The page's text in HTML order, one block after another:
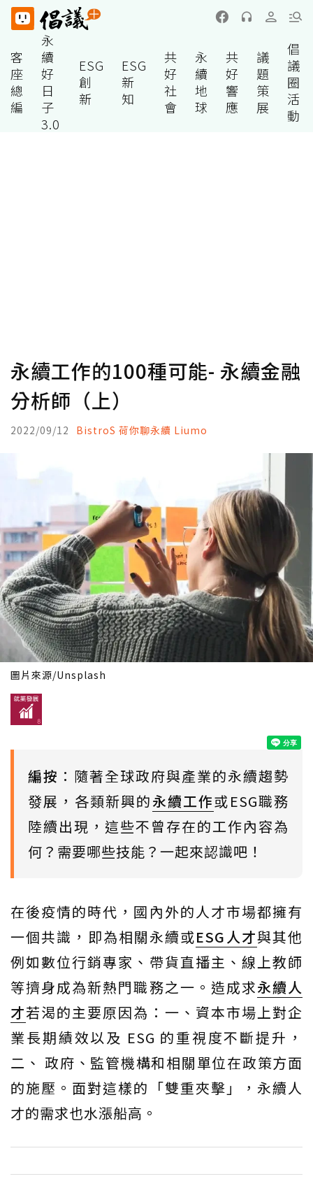
客
座
總
編
永
續
好
日
子
3.0
ESG
創
新
ESG
新
知
共
好
社
會
永
續
地
球
共
好
響
應
議
題
策
展
倡
議
圈
活
動
永續工作的100種可能- 永續金融
分析師（上）
2022/09/12 BistroS 荷你聊永續 Liumo
圖片來源/Unsplash
編按 ：隨著全球政府與產業的永續趨勢
發展，各類新興的永續工作或ESG職務
陸續出現，這些不曾存在的工作內容為
何？需要哪些技能？一起來認識吧！
在後疫情的時代，國內外的人才市場都擁有
一個共識，即為相關永續或ESG人才與其他
例如數位行銷專家、帶貨直播主、線上教師
等擠身成為新熱門職務之一。造成求永續人
才若渴的主要原因為：一、資本市場上對企
業長期績效以及 ESG 的重視度不斷提升，
二、 政府、監管機構和相關單位在政策方面
的施壓。面對這樣的「雙重夾擊」，永續人
才的需求也水漲船高。